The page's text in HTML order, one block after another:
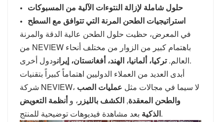
حلول شاملة لإزالة النتوءات الآلية من المسبوكات
استراتيجيات الطحن المرنة التي تتوافق مع السطح
في المعرض، حظيت حلول الطحن عالية الدقة والمرنة
من NEVIEW باهتمام كبير من الزوار من مختلف أنحاء
العالم.تركيا، ألمانيا، الهند، أفغانستان، إيران
ودول أخرى.
أبدى العديد من العملاء الدوليين اهتماماً كبيراً بتقنيات
شركة NEVIEW، لا سيما في مجالات مثل عمليات الصب
والطحن المعقدة, الكشف بالليزر ، وأنظمة التعويض
الذكيةبعد مشاهدة فيديوهات توضيحية للمنتج.